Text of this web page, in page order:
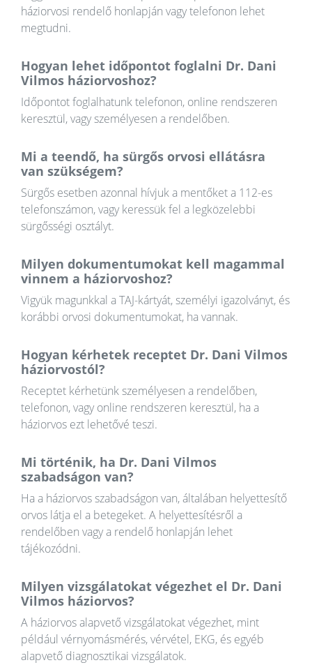
háziorvosi rendelő honlapján vagy telefonon lehet
megtudni.
Hogyan lehet időpontot foglalni Dr. Dani
Vilmos háziorvoshoz?
Időpontot foglalhatunk telefonon, online rendszeren
keresztül, vagy személyesen a rendelőben.
Mi a teendő, ha sürgős orvosi ellátásra
van szükségem?
Sürgős esetben azonnal hívjuk a mentőket a 112-es
telefonszámon, vagy keressük fel a legközelebbi
sürgősségi osztályt.
Milyen dokumentumokat kell magammal
vinnem a háziorvoshoz?
Vigyük magunkkal a TAJ-kártyát, személyi igazolványt, és
korábbi orvosi dokumentumokat, ha vannak.
Hogyan kérhetek receptet Dr. Dani Vilmos
háziorvostól?
Receptet kérhetünk személyesen a rendelőben,
telefonon, vagy online rendszeren keresztül, ha a
háziorvos ezt lehetővé teszi.
Mi történik, ha Dr. Dani Vilmos
szabadságon van?
Ha a háziorvos szabadságon van, általában helyettesítő
orvos látja el a betegeket. A helyettesítésről a
rendelőben vagy a rendelő honlapján lehet
tájékozódni.
Milyen vizsgálatokat végezhet el Dr. Dani
Vilmos háziorvos?
A háziorvos alapvető vizsgálatokat végezhet, mint
például vérnyomásmérés, vérvétel, EKG, és egyéb
alapvető diagnosztikai vizsgálatok.